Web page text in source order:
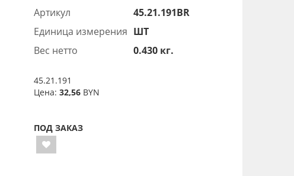
Артикул
45.21.191BR
Единица измерения ШТ
Вес нетто
0.430 кг.
45.21.191
Цена: 32,56 BYN
ПОД ЗАКАЗ